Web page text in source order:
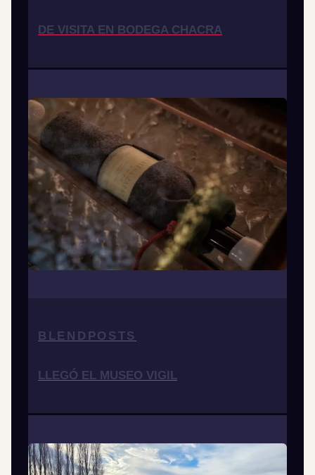
DE VISITA EN BODEGA CHACRA
BLENDPOSTS
LLEGÓ EL MUSEO VIGIL